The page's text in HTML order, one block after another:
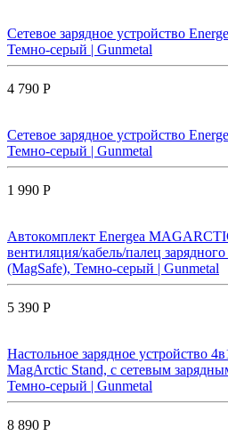
Сетевое зарядное устройство
Темно-серый | Gunmetal
4 790 Р
Сетевое зарядное устройство
Темно-серый | Gunmetal
1 990 Р
Автокомплект Energea
вентиляция/кабель/палец
(MagSafe), Темно-серый | Gunmetal
5 390 Р
Настольное зарядное устройство
MagArctic Stand, с сетевым
Темно-серый | Gunmetal
8 890 Р